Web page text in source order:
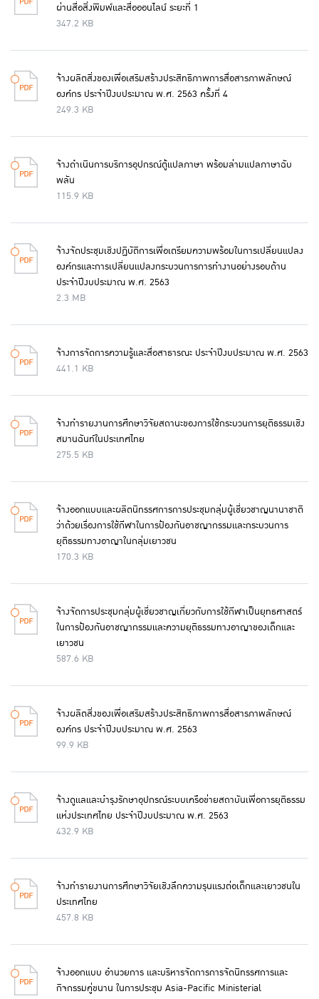
ผ่านสื่อสิ่งพิมพ์และสื่อออนไลน์ ระยะที่ 1
347.2 KB
จ้างผลิตสิ่งของเพื่อเสริมสร้างประสิทธิภาพการสื่อสารภาพลักษณ์
องค์กร ประจำปีงบประมาณ พ.ศ. 2563 ครั้งที่ 4
249.3 KB
จ้างดำเนินการบริการอุปกรณ์ตู้แปลภาษา พร้อมล่ามแปลภาษาฉับ
พลัน
115.9 KB
จ้างจัดประชุมเชิงปฏิบัติการเพื่อเตรียมความพร้อมในการเปลี่ยนแปลง
องค์กรและการเปลี่ยนแปลงกระบวนการการทำงานอย่างรอบด้าน
ประจำปีงบประมาณ พ.ศ. 2563
2.3 MB
จ้างการจัดการความรู้และสื่อสาธารณะ ประจำปีงบประมาณ พ.ศ. 2563
441.1 KB
จ้างทำรายงานการศึกษาวิจัยสถานะของการใช้กระบวนการยุติธรรมเชิง
สมานฉันท์ในประเทศไทย
275.5 KB
จ้างออกแบบและผลิตนิทรรศการการประชุมกลุ่มผู้เชี่ยวชาญนานาชาติ
ว่าด้วยเรื่องการใช้กีฬาในการป้องกันอาชญากรรมและกระบวนการ
ยุติธรรมทางอาญาในกลุ่มเยาวชน
170.3 KB
จ้างจัดการประชุมกลุ่มผู้เชี่ยวชาญเกี่ยวกับการใช้กีฬาเป็นยุทธศาสตร์
ในการป้องกันอาชญากรรมและความยุติธรรมทางอาญาของเด็กและ
เยาวชน
587.6 KB
จ้างผลิตสิ่งของเพื่อเสริมสร้างประสิทธิภาพการสื่อสารภาพลักษณ์
องค์กร ประจำปีงบประมาณ พ.ศ. 2563
99.9 KB
จ้างดูแลและบำรุงรักษาอุปกรณ์ระบบเครือข่ายสถาบันเพื่อการยุติธรรม
แห่งประเทศไทย ประจำปีงบประมาณ พ.ศ. 2563
432.9 KB
จ้างทำรายงานการศึกษาวิจัยเชิงลึกความรุนแรงต่อเด็กและเยาวชนใน
ประเทศไทย
457.8 KB
จ้างออกแบบ อำนวยการ และบริหารจัดการการจัดนิทรรศการและ
กิจกรรมคู่ขนาน ในการประชุม Asia-Pacific Ministerial